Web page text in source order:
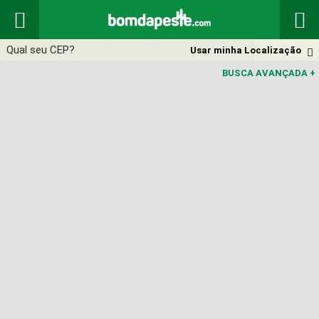
 

Usar minha Localização
BUSCA AVANÇADA +